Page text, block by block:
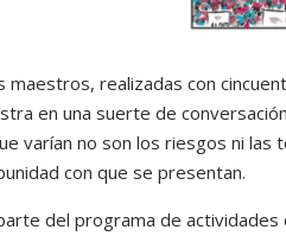
maestros, realizadas con
en una suerte de
varían no son los riesgos ni las
con que se presentan.
del programa de actividades